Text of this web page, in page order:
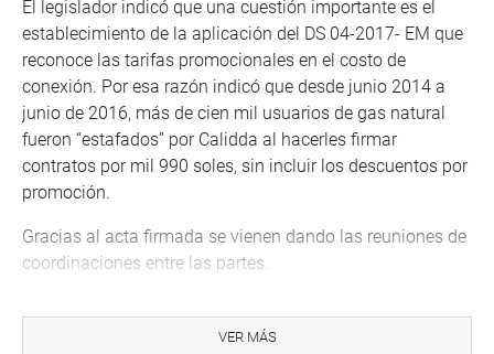
El legislador indicó que una cuestión importante es el
establecimiento de la aplicación del DS 04-2017- EM que
reconoce las tarifas promocionales en el costo de
conexión. Por esa razón indicó que desde junio 2014 a
junio de 2016, más de cien mil usuarios de gas natural
fueron “estafados” por Calidda al hacerles firmar
contratos por mil 990 soles, sin incluir los descuentos por
promoción.
Gracias al acta firmada se vienen dando las reuniones de
coordinaciones entre las partes.
usuarios realizaron una marcha multitudinaria que
VER MÁS